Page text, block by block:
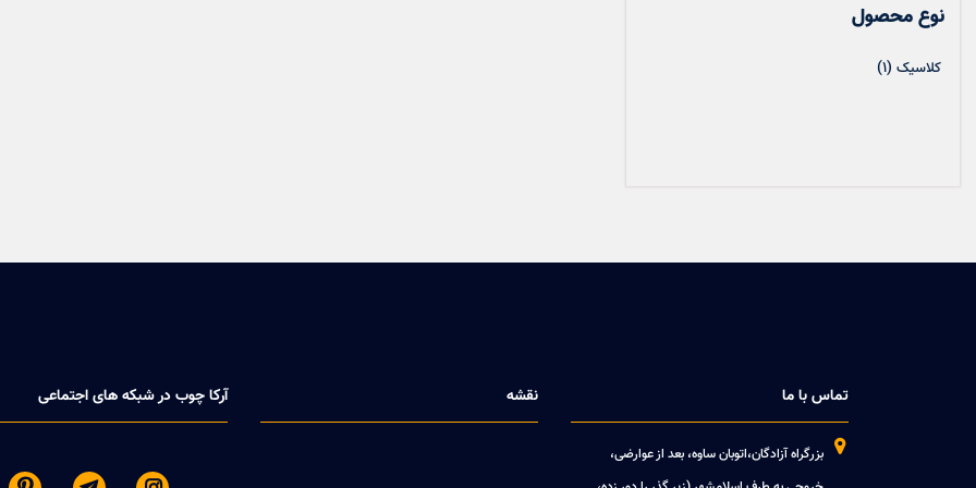
نوع محصول
کلاسیک (1)
تماس با ما

بزرگراه آزادگان،اتوبان ساوه، بعد از عوارضی،
نقشه آرکا چوب در شبکه های اجتماعی